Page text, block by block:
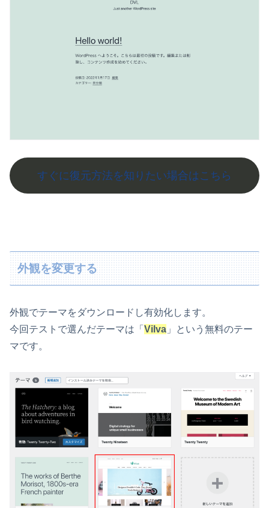
すぐに復元方法を知りたい場合はこちら
外観を変更する
外観でテーマをダウンロードし有効化します。
今回テストで選んだテーマは「 Vilva 」という無料のテー
マです。